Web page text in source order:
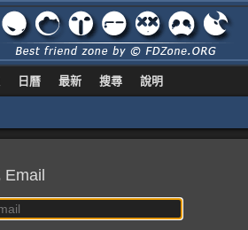
日曆 最新 搜尋 說明